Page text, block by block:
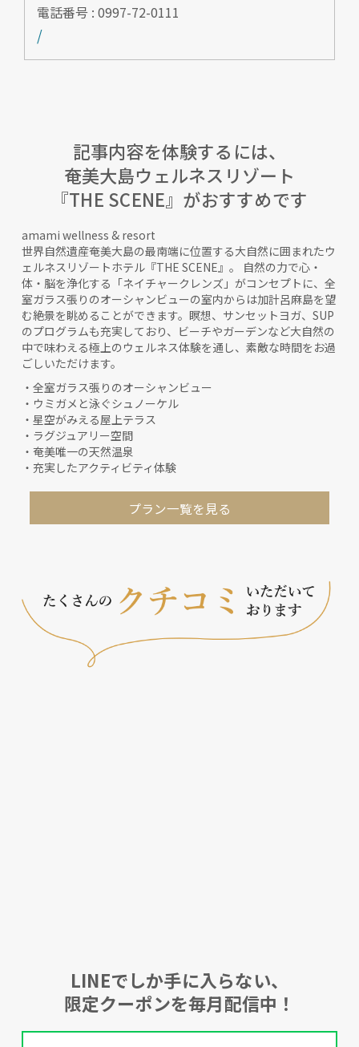
電話番号 : 0997-72-0111
/
記事内容を体験するには、
奄美大島ウェルネスリゾート
『THE SCENE』がおすすめです
amami wellness & resort
世界自然遺産奄美大島の最南端に位置する大自然に囲まれたウ
ェルネスリゾートホテル『THE SCENE』。 自然の力で心・
体・脳を浄化する「ネイチャークレンズ」がコンセプトに、全
室ガラス張りのオーシャンビューの室内からは加計呂麻島を望
む絶景を眺めることができます。瞑想、サンセットヨガ、SUP
のプログラムも充実しており、ビーチやガーデンなど大自然の
中で味わえる極上のウェルネス体験を通し、素敵な時間をお過
ごしいただけます。
・全室ガラス張りのオーシャンビュー
・ウミガメと泳ぐシュノーケル
・星空がみえる屋上テラス
・ラグジュアリー空間
・奄美唯一の天然温泉
・充実したアクティビティ体験
プラン一覧を見る
LINEでしか手に入らない、
限定クーポンを毎月配信中！